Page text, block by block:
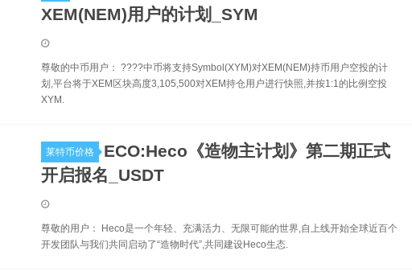
XEM(NEM)用户的计划_SYM
尊敬的中币用户： ????中币将支持Symbol(XYM)对XEM(NEM)持币用户空投的计
划,平台将于XEM区块高度3,105,500对XEM持仓用户进行快照,并按1:1的比例空投
XYM.
莱特币价格
ECO:Heco《造物主计划》第二期正式
开启报名_USDT
尊敬的用户： Heco是一个年轻、充满活力、无限可能的世界,自上线开始全球近百个
开发团队与我们共同启动了“造物时代”,共同建设Heco生态.